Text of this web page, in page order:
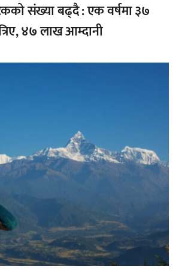
संख्या बढ्दै : एक वर्षमा ३७
४७ लाख आम्दानी